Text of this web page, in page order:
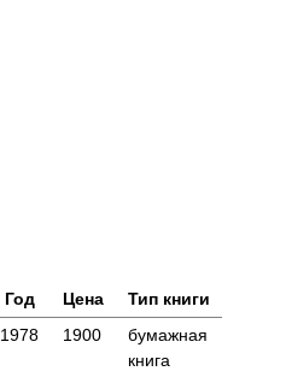
Год Цена
Тип книги
1978 1900
бумажная
книга